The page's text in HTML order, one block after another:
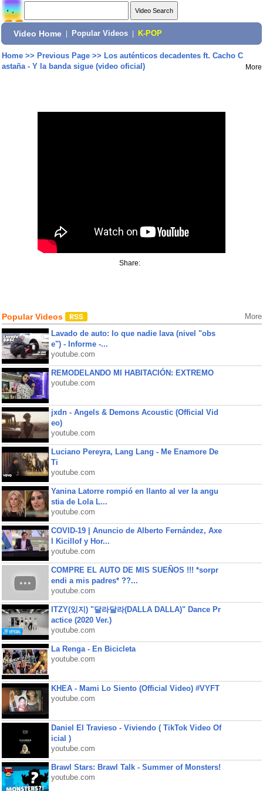
Video Home Popular Videos K-POP
Home>> Previous Page>> Los auténticos decadentes ft. Cacho C
astaña - Y la banda sigue (video oficial)
More
Share:
Popular Videos More
Lavado de auto: lo que nadie lava (nivel "obs
e") - Informe -...
youtube.com
REMODELANDO MI HABITACIÓN: EXTREMO
youtube.com
jxdn - Angels & Demons Acoustic (Official Vid
eo)
youtube.com
Luciano Pereyra, Lang Lang - Me Enamore De
Ti
youtube.com
Yanina Latorre rompió en llanto al ver la angu
stia de Lola L...
youtube.com
COVID-19 | Anuncio de Alberto Fernández, Axe
l Kicillof y Hor...
youtube.com
COMPRE EL AUTO DE MIS SUEÑOS !!! *sorpr
endi a mis padres* ??...
youtube.com
ITZY(있지) "달라달라(DALLA DALLA)" Dance Pr
actice (2020 Ver.)
youtube.com
La Renga - En Bicicleta
youtube.com
KHEA - Mami Lo Siento (Official Video) #VYFT
youtube.com
Daniel El Travieso - Viviendo ( TikTok Video Of
icial )
youtube.com
Brawl Stars: Brawl Talk - Summer of Monsters!
youtube.com